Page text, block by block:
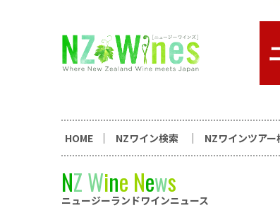
ニュージーランド
HOME NZワイン検索 NZワインツアー
NZWine News
ニュージーランドワインニュース